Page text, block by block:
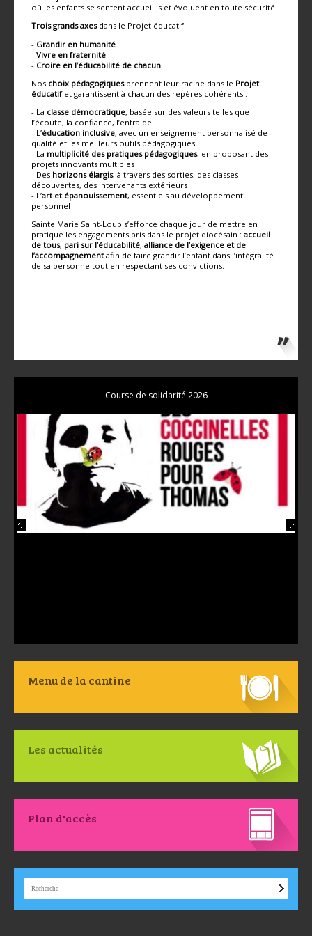
où les enfants se sentent accueillis et évoluent en toute sécurité.
Trois grands axesdans le Projet éducatif :
- Grandir en humanité
- Vivre en fraternité
- Croire en l’éducabilité de chacun
Nos choix pédagogiques prennent leur racine dans le Projet
éducatifet garantissent à chacun des repères cohérents :
- La classe démocratique, basée sur des valeurs telles que
l’écoute, la confiance, l’entraide
- L’éducation inclusive, avec un enseignement personnalisé de
qualité et les meilleurs outils pédagogiques
- La multiplicité des pratiques pédagogiques, en proposant des
projets innovants multiples
- Des horizons élargis, à travers des sorties, des classes
découvertes, des intervenants extérieurs
- L’art et épanouissement, essentiels au développement
personnel
Sainte Marie Saint-Loup s’efforce chaque jour de mettre en
pratique les engagements pris dans le projet diocésain : accueil
de tous, pari sur l’éducabilité, alliance de l’exigence et de
l’accompagnementafin de faire grandir l’enfant dans l’intégralité
de sa personne tout en respectant ses convictions.
Course de solidarité 2026
Menu de la cantine
Les actualités
Plan d'accès